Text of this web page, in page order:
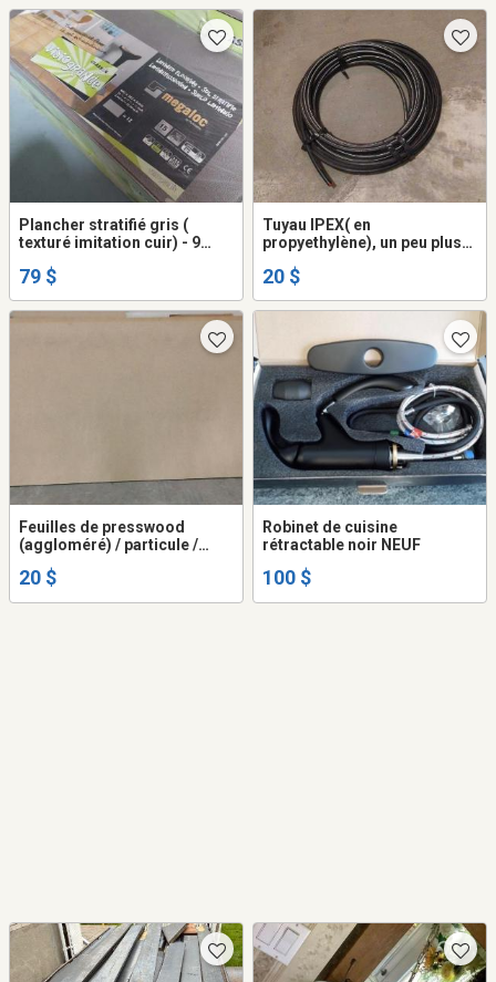
Plancher stratifié gris (
texturé imitation cuir) - 9
lot 79$
79 $
Tuyau IPEX( en
propyethylène), un peu plus
20 $
Feuilles de presswood
(aggloméré) / particule /
20 $
Robinet de cuisine
rétractable noir NEUF
100 $